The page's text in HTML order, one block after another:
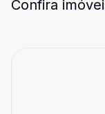
Confira